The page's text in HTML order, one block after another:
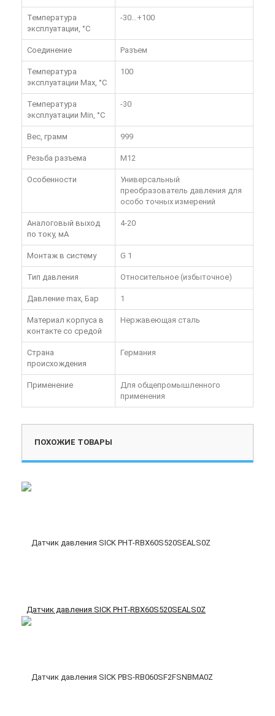
Температура
эксплуатации, °C
-30…+100
Соединение Разъем
Температура
эксплуатации Max, °C
100
Температура
эксплуатации Min, °C
-30
Вес, грамм 999
Резьба разъема M12
Особенности
Универсальный
преобразователь давления для
особо точных измерений
Аналоговый выход
по току, мА
4-20
Монтаж в систему G 1
Тип давления Относительное (избыточное)
Давление max, Бар 1
Материал корпуса в
контакте со средой
Нержавеющая сталь
Страна
происхождения
Германия
Применение
Для общепромышленного
применения
ПОХОЖИЕ ТОВАРЫ
Датчик давления SICK PHT-RBX60S520SEALS0Z